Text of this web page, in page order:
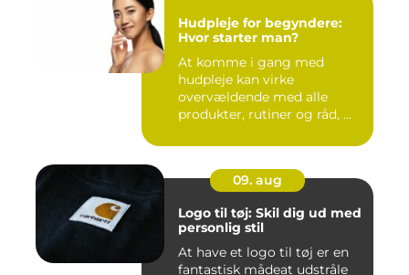
Hudpleje for begyndere:
Hvor starter man?
At komme i gang med
hudpleje kan virke
overvældende med alle
produkter, rutiner og råd, ...
09. aug
Logo til tøj: Skil dig ud med
personlig stil
At have et logo til tøj er en
fantastisk mådeat udstråle